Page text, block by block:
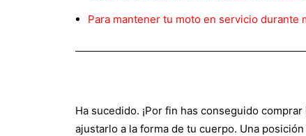
Para mantener tu moto en servicio durante
Ha sucedido. ¡Por fin has conseguido
ajustarlo a la forma de tu cuerpo. Una